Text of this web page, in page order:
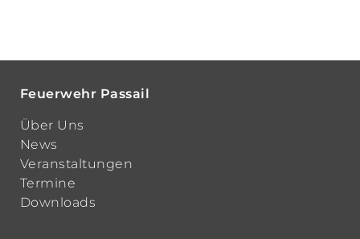
Feuerwehr Passail
Über Uns
News
Veranstaltungen
Termine
Downloads